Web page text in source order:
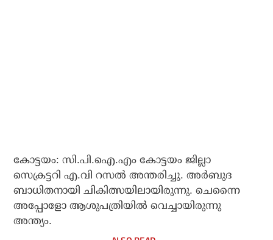
കോട്ടയം: സി.പി.ഐ.എം കോട്ടയം ജില്ലാ
സെക്രട്ടറി എ.വി റസൽ അന്തരിച്ചു. അർബുദ
ബാധിതനായി ചികിത്സയിലായിരുന്നു. ചെന്നൈ
അപ്പോളോ ആശുപത്രിയിൽ വെച്ചായിരുന്നു
അന്ത്യം.